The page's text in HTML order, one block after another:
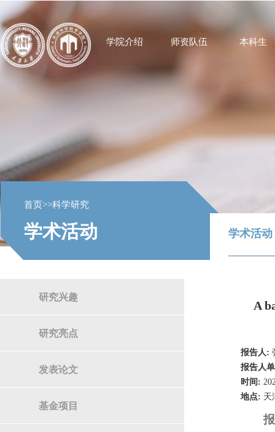
学院介绍 师资队伍 本科生
首页>>科学研究
学术活动
研究兴趣
研究亮点
发表论文
基金项目
学术活动
A
报告人:
报告人
时间:
地点: 天